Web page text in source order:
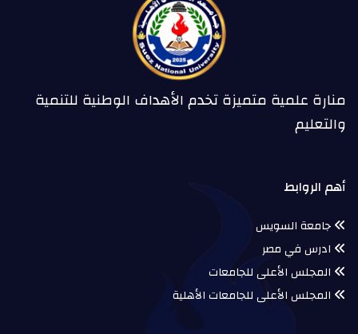
منارة علمية متميزة تخدم الأهداف الوطنية للتنمية
والتعليم
أهم الروابط
جامعة السويس
ادرس في مصر
المجلس الأعلى للجامعات
المجلس الأعلى للجامعات الأهلية